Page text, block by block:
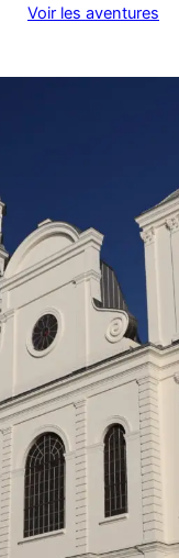
Voir les aventures